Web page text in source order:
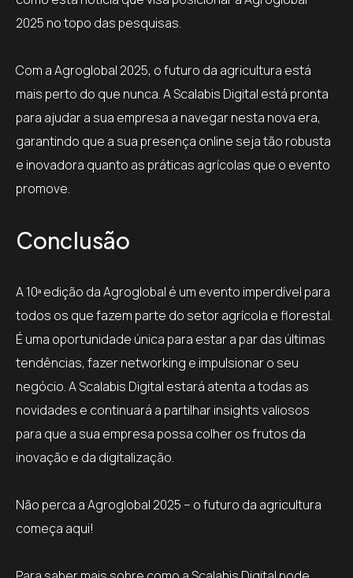
2025 no topo das pesquisas.
Com a Agroglobal 2025, o futuro da agricultura está
mais perto do que nunca. A Scalabis Digital está pronta
para ajudar a sua empresa a navegar nesta nova era,
garantindo que a sua presença online seja tão robusta
e inovadora quanto as práticas agrícolas que o evento
promove.
Conclusão
A 10ª edição da Agroglobal é um evento imperdível para
todos os que fazem parte do setor agrícola e florestal.
É uma oportunidade única para estar a par das últimas
tendências, fazer networking e impulsionar o seu
negócio. A Scalabis Digital estará atenta a todas as
novidades e continuará a partilhar insights valiosos
para que a sua empresa possa colher os frutos da
inovação e da digitalização.
Não perca a Agroglobal 2025 – o futuro da agricultura
começa aqui!